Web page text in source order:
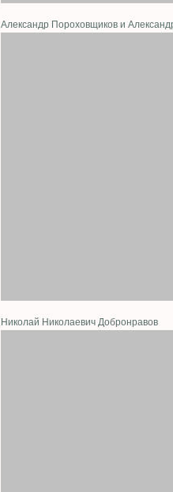
Александр Пороховщиков и
Николай Николаевич Добронравов